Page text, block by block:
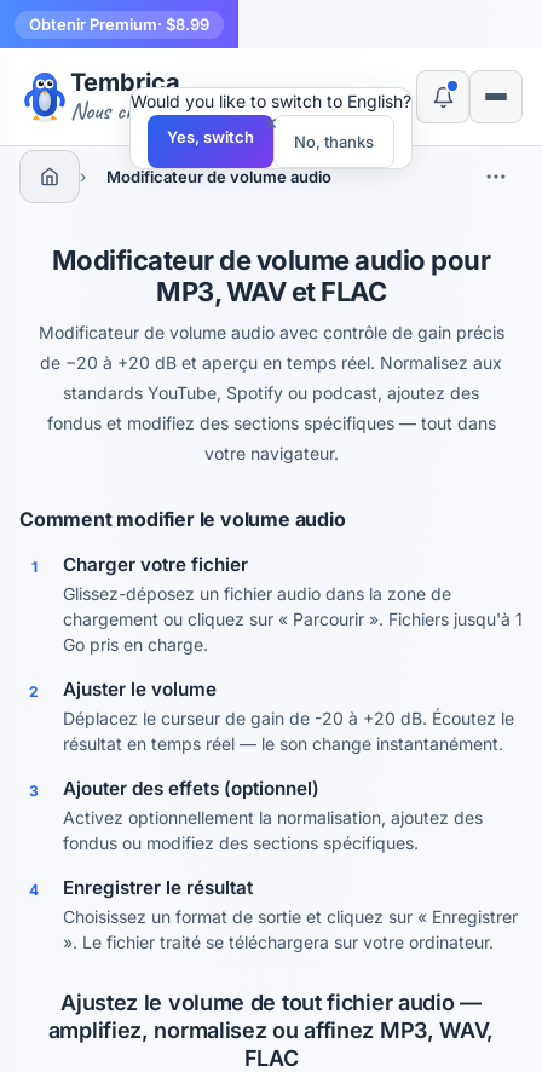
Obtenir Premium· $8.99
Tembrica
Nous créons des outils
› Modificateur de volume audio
Modificateur de volume audio pour
MP3, WAV et FLAC
Modificateur de volume audio avec contrôle de gain précis
de −20 à +20 dB et aperçu en temps réel. Normalisez aux
standards YouTube, Spotify ou podcast, ajoutez des
fondus et modifiez des sections spécifiques — tout dans
votre navigateur.
Comment modifier le volume audio
1 Charger votre fichier
Glissez-déposez un fichier audio dans la zone de
chargement ou cliquez sur « Parcourir ». Fichiers jusqu'à 1
Go pris en charge.
2 Ajuster le volume
Déplacez le curseur de gain de -20 à +20 dB. Écoutez le
résultat en temps réel — le son change instantanément.
3 Ajouter des effets (optionnel)
Activez optionnellement la normalisation, ajoutez des
fondus ou modifiez des sections spécifiques.
4 Enregistrer le résultat
Choisissez un format de sortie et cliquez sur « Enregistrer
». Le fichier traité se téléchargera sur votre ordinateur.
Ajustez le volume de tout fichier audio —
amplifiez, normalisez ou affinez MP3, WAV,
FLAC
×
Would you like to switch to English?
Yes, switch No, thanks